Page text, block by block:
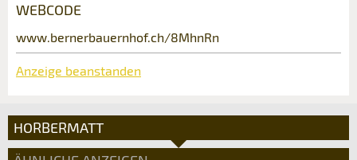
WEBCODE
www.bernerbauernhof.ch/8MhnRn
Anzeige beanstanden
HORBERMATT